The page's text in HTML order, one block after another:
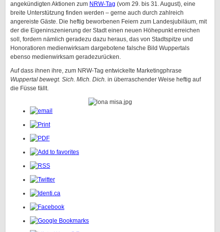
angekündigten Aktionen zum NRW-Tag (vom 29. bis 31. August), eine
breite Unterstützung finden werden – gerne auch durch zahlreich
angereiste Gäste. Die heftig beworbenen Feiern zum Landesjubiläum, mit
der die Eigeninszenierung der Stadt einen neuen Höhepunkt erreichen
soll, fordern nämlich geradezu dazu heraus, das von Stadtspitze und
Honoratioren medienwirksam dargebotene falsche Bild Wuppertals
ebenso medienwirksam geradezurücken.
Auf dass ihnen ihre, zum NRW-Tag entwickelte Marketingphrase
Wuppertal bewegt. Sich. Mich. Dich. in überraschender Weise heftig auf
die Füsse fällt.